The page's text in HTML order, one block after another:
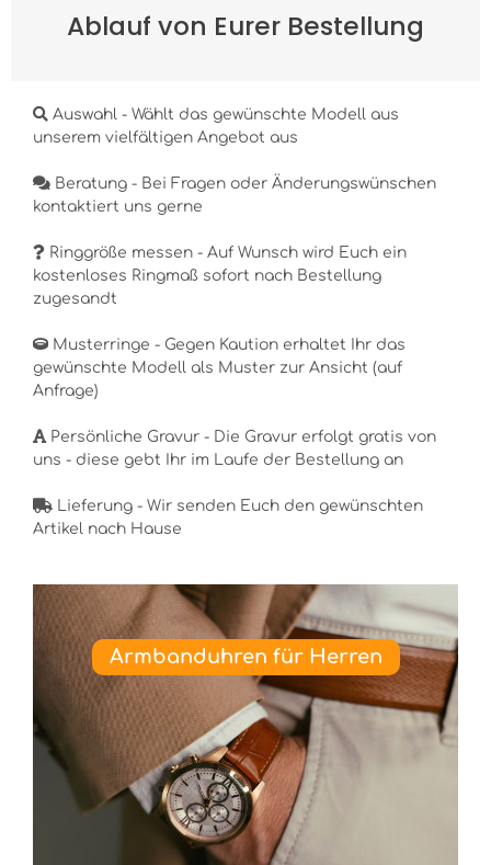
Ablauf von Eurer Bestellung
Auswahl - Wählt das gewünschte Modell aus
unserem vielfältigen Angebot aus
Beratung - Bei Fragen oder Änderungswünschen
kontaktiert uns gerne
Ringgröße messen - Auf Wunsch wird Euch ein
kostenloses Ringmaß sofort nach Bestellung
zugesandt
Musterringe - Gegen Kaution erhaltet Ihr das
gewünschte Modell als Muster zur Ansicht (auf
Anfrage)
Persönliche Gravur - Die Gravur erfolgt gratis von
uns - diese gebt Ihr im Laufe der Bestellung an
Lieferung - Wir senden Euch den gewünschten
Artikel nach Hause
Armbanduhren für Herren